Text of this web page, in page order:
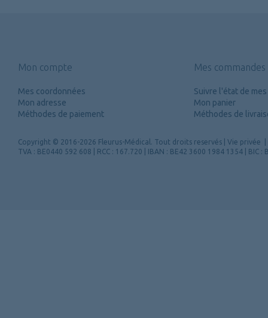
Mon compte
Mes coordonnées
Mon adresse
Méthodes de paiement
Mes commandes
Suivre l'état de
Mon panier
Méthodes de
Copyright © 2016-2026 Fleurus-Médical. Tout droits reservés Vie privée
TVA : BE0440 592 608 | RCC : 167.720 | IBAN : BE42 3600 1984 1354 | BIC :